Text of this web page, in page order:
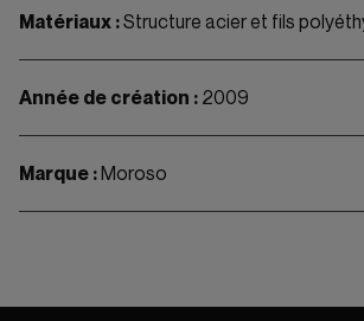
Matériaux :Structure acier et fils
Année de création : 2009
Marque :Moroso